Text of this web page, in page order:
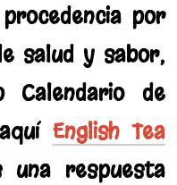
por
salud y sabor,
Calendario de
English Tea
una respuesta